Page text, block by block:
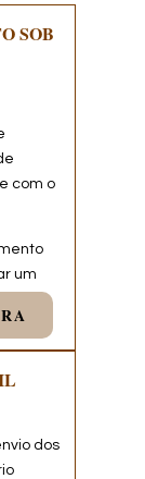
SOB
com o
um
dos